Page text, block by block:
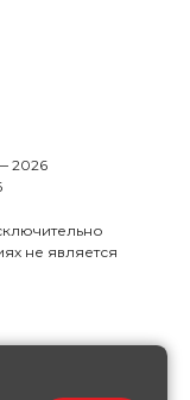
2026
не является